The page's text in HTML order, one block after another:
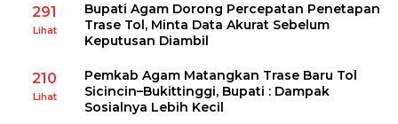
291
Lihat
Bupati Agam Dorong Percepatan Penetapan
Trase Tol, Minta Data Akurat Sebelum
Keputusan Diambil
210
Lihat
Pemkab Agam Matangkan Trase Baru Tol
Sicincin–Bukittinggi, Bupati : Dampak
Sosialnya Lebih Kecil